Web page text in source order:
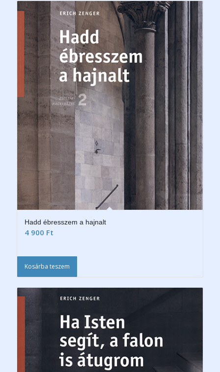
Hadd ébresszem a hajnalt
4 900 Ft
Kosárba teszem